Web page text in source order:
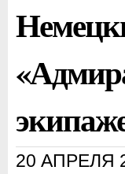
20 АПРЕЛЯ